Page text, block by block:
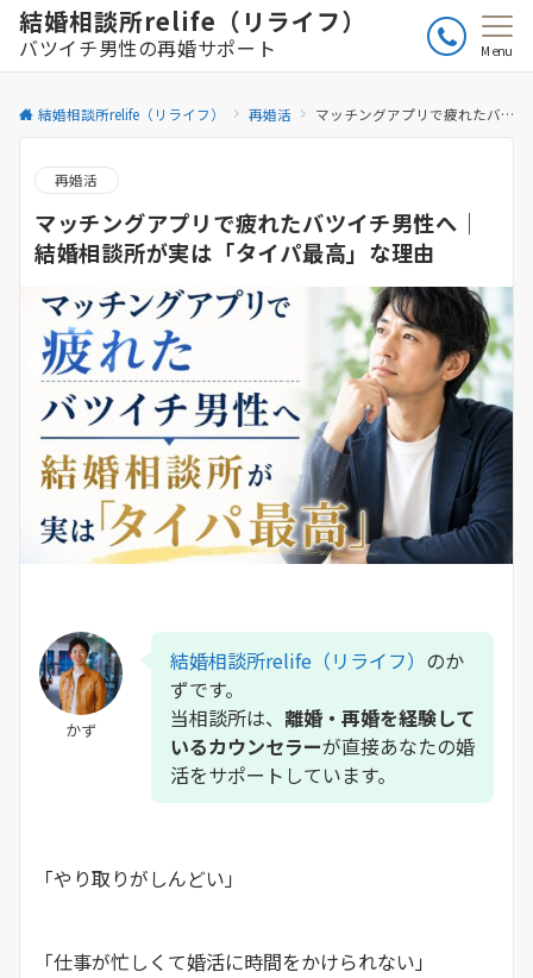
結婚相談所relife（リライフ）
バツイチ男性の再婚サポート Menu
結婚相談所relife（リライフ） 再婚活 マッチングアプリで疲れたバツイチ男性へ｜結婚相談所が実は「タイパ最高」な理由
再婚活
マッチングアプリで疲れたバツイチ男性へ｜
結婚相談所が実は「タイパ最高」な理由
かず
結婚相談所relife（リライフ） のか
ずです。
当相談所は、 離婚・再婚を経験して
いるカウンセラーが直接あなたの婚
活をサポートしています。
「やり取りがしんどい」
「仕事が忙しくて婚活に時間をかけられない」